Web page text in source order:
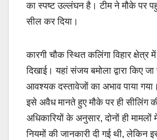
का स्पष्ट उल्लंघन है। टीम ने मौके पर
सील कर दिया।
कारगी चौक स्थित कलिंगा विहार क्षेत्र
दिखाई। यहां संजय बमोला द्वारा किए जा
आवश्यक दस्तावेजों का अभाव पाया
इसे अवैध मानते हुए मौके पर ही सीलिंग की
अधिकारियों के अनुसार, दोनों ही मामलों
नियमों की जानकारी दी गई थी, लेकिन